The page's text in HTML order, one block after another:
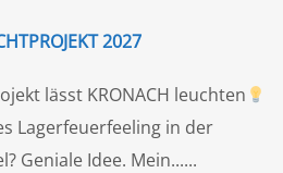
2027
lässt KRONACH leuchten
Lagerfeuerfeeling in der
Geniale Idee. Mein...